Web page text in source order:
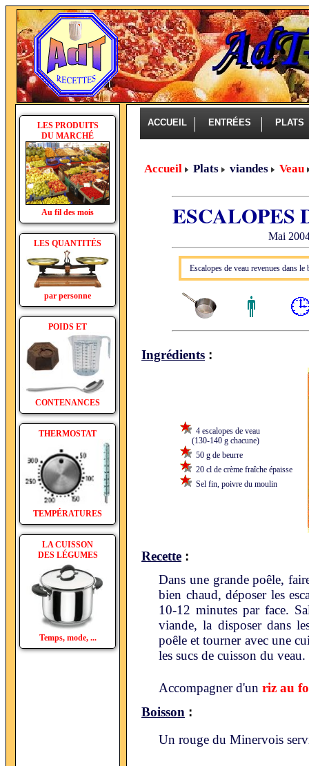
LES PRODUITS
DU MARCHÉ
Au fil des mois
LES QUANTITÉS
par personne
POIDS ET
CONTENANCES
THERMOSTAT
TEMPÉRATURES
LA CUISSON
DES LÉGUMES
Temps, mode, ...
ACCUEIL ENTRÉES PLATS
Accueil Plats viandes Veau
ESCALOPES
Mai
Escalopes de veau revenues dans
Ingrédients :
4 escalopes de veau
(130-140 g chacune)
50 g de beurre
20 cl de crème fraîche épaisse
Sel fin, poivre du moulin
Recette :
Dans une grande poêle,
bien chaud, déposer les
10-12 minutes par face.
viande, la disposer dans
poêle et tourner avec une
les sucs de cuisson du veau.
Accompagner d'un riz au
Boisson :
Un rouge du Minervois